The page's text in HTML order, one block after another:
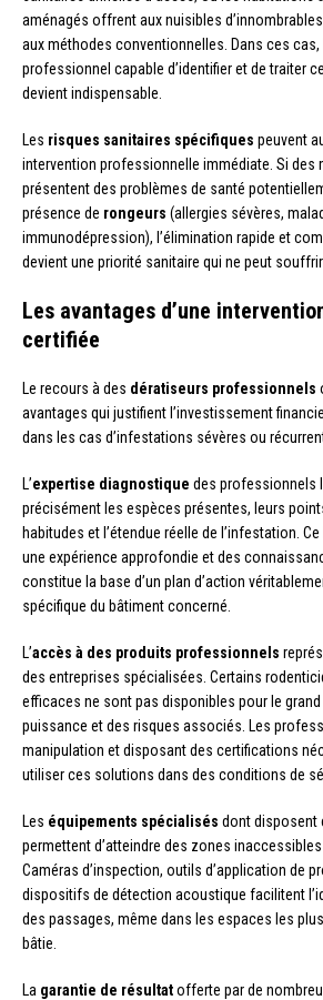
aménagés offrent aux nuisibles
aux méthodes conventionnelles. Dans ces cas,
professionnel capable d’identifier et de traiter
devient indispensable.
Les risques sanitaires spécifiques peuvent
intervention professionnelle immédiate. Si des
présentent des problèmes de santé
présence de rongeurs (allergies sévères,
immunodépression), l’élimination rapide et
devient une priorité sanitaire qui ne peut souffrir
Les avantages d’une
certifiée
Le recours à des dératiseurs professionnels
avantages qui justifient l’investissement
dans les cas d’infestations sévères ou
L’expertise diagnostique des professionnels
précisément les espèces présentes, leurs
habitudes et l’étendue réelle de l’infestation.
une expérience approfondie et des
constitue la base d’un plan d’action
spécifique du bâtiment concerné.
L’accès à des produits professionnels
des entreprises spécialisées. Certains
efficaces ne sont pas disponibles pour le
puissance et des risques associés. Les
manipulation et disposant des certifications
utiliser ces solutions dans des conditions de
Les équipements spécialisés dont disposent
permettent d’atteindre des zones inaccessibles
Caméras d’inspection, outils d’application de
dispositifs de détection acoustique facilitent
des passages, même dans les espaces les
bâtie.
La garantie de résultatofferte par de